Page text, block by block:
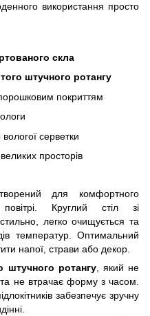
використання просто
скла
штучного ротангу
порошковим покриттям
серветки
просторів
для комфортного
Круглий стіл зі
легко очищується та
температур. Оптимальний
напої, страви або декор.
штучного ротангу, який не
не втрачає форму з часом.
забезпечує зручну